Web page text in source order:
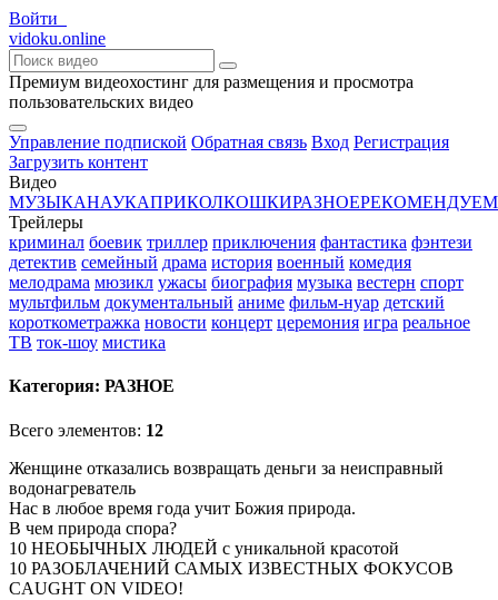
Войти
vidoku.online
Премиум видеохостинг для размещения и просмотра
пользовательских видео
Управление подпиской Обратная связь Вход Регистрация
Загрузить контент
Видео
МУЗЫКАНАУКАПРИКОЛКОШКИРАЗНОЕРЕКОМЕНДУЕМ
Трейлеры
криминал боевик триллер приключения фантастика фэнтези
детектив семейный драма история военный комедия
мелодрама мюзикл ужасы биография музыка вестерн спорт
мультфильм документальный аниме фильм-нуар детский
короткометражка новости концерт церемония игра реальное
ТВ ток-шоу мистика
Категория: РАЗНОЕ
Всего элементов: 12
Женщине отказались возвращать деньги за неисправный
водонагреватель
Нас в любое время года учит Божия природа.
В чем природа спора?
10 НЕОБЫЧНЫХ ЛЮДЕЙ с уникальной красотой
10 РАЗОБЛАЧЕНИЙ САМЫХ ИЗВЕСТНЫХ ФОКУСОВ
CAUGHT ON VIDEO!